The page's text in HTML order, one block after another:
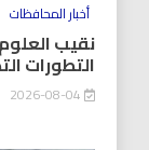
أخبار المحافظات
نقيب
التطورات